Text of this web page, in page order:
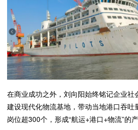
在商业成功之外，刘向阳始终铭记企业社
建设现代化物流基地，带动当地港口吞吐
岗位超300个，形成“航运+港口+物流”的产